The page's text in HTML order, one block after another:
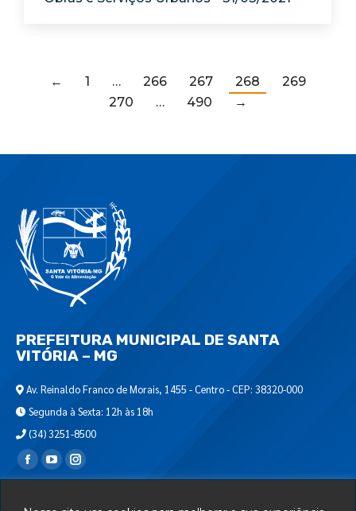
← 1 … 266 267 268
269
270
… 490 →
PREFEITURA MUNICIPAL DE SANTA
VITÓRIA – MG
Av. Reinaldo Franco de Morais, 1455 - Centro - CEP: 38320-000
Segunda à Sexta: 12h às 18h
(34) 3251-8500
Encontre-nos em: